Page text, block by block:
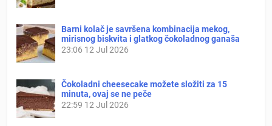
Barni kolač je savršena kombinacija mekog,
mirisnog biskvita i glatkog čokoladnog ganaša
23:06 12 Jul 2026
Čokoladni cheesecake možete složiti za 15
minuta, ovaj se ne peče
22:59 12 Jul 2026